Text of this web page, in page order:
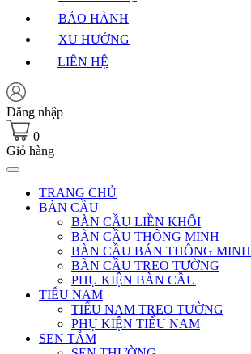
BẢO HÀNH
XU HƯỚNG
LIÊN HỆ
Đăng nhập
0
Giỏ hàng
TRANG CHỦ
BÀN CẦU
BÀN CẦU LIỀN KHỐI
BÀN CẦU THÔNG MINH
BÀN CẦU BÁN THÔNG MINH
BÀN CẦU TREO TƯỜNG
PHỤ KIỆN BÀN CẦU
TIỂU NAM
TIỂU NAM TREO TƯỜNG
PHỤ KIỆN TIỂU NAM
SEN TẮM